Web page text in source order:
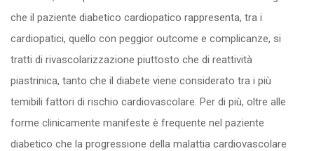
che il paziente diabetico cardiopatico rappresenta, tra i
cardiopatici, quello con peggior outcome e complicanze, si
tratti di rivascolarizzazione piuttosto che di reattività
piastrinica, tanto che il diabete viene considerato tra i più
temibili fattori di rischio cardiovascolare. Per di più, oltre alle
forme clinicamente manifeste è frequente nel paziente
diabetico che la progressione della malattia cardiovascolare